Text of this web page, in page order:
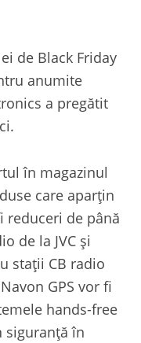
de Black Friday
anumite
a pregătit
în magazinul
care aparţin
reduceri de până
de la JVC și
stații CB radio
GPS vor fi
hands-free
siguranță în